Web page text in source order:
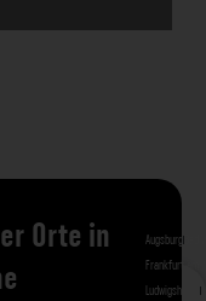
Orte in
Augsburg
Frankfurt am
Ludwigshafen